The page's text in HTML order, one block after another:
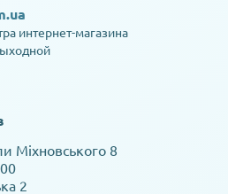
интернет-магазина
Міхновського 8
2